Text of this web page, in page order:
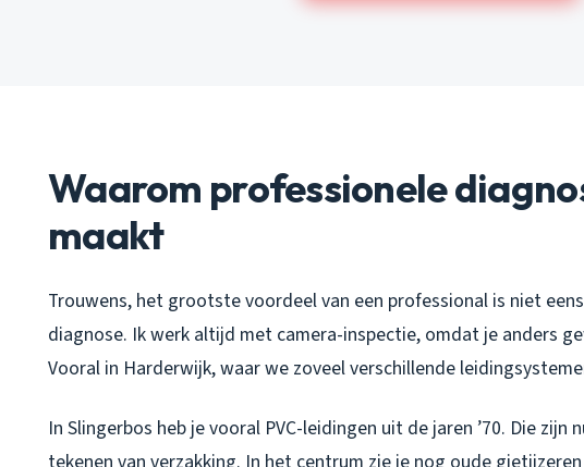
Waarom professionele
maakt
Trouwens, het grootste voordeel van een professional is niet
diagnose. Ik werk altijd met camera-inspectie, omdat je anders
Vooral in Harderwijk, waar we zoveel verschillende
In Slingerbos heb je vooral PVC-leidingen uit de jaren ’70. Die zijn